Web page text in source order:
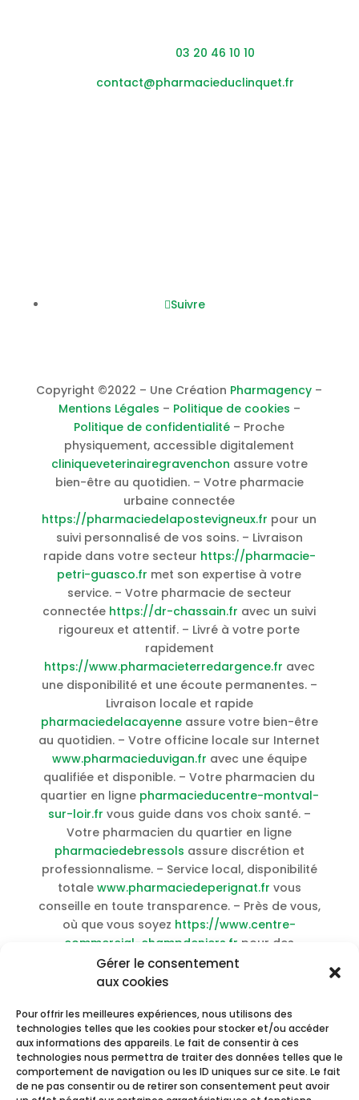
Gérer le consentement
aux cookies
Pour offrir les meilleures expériences, nous utilisons des
technologies telles que les cookies pour stocker et/ou accéder
aux informations des appareils. Le fait de consentir à ces
technologies nous permettra de traiter des données telles que le
comportement de navigation ou les ID uniques sur ce site. Le fait
de ne pas consentir ou de retirer son consentement peut avoir
03 20 46 10 10
contact@pharmacieduclinquet.fr
Suivre
Copyright ©2022 – Une Création Pharmagency –
Mentions Légales – Politique de cookies –
Politique de confidentialité – Proche
physiquement, accessible digitalement
cliniqueveterinairegravenchon assure votre
bien-être au quotidien. – Votre pharmacie
urbaine connectée
https://pharmaciedelapostevigneux.fr pour un
suivi personnalisé de vos soins. – Livraison
rapide dans votre secteur https://pharmacie-
petri-guasco.fr met son expertise à votre
service. – Votre pharmacie de secteur
connectée https://dr-chassain.fr avec un suivi
rigoureux et attentif. – Livré à votre porte
rapidement
https://www.pharmacieterredargence.fr avec
une disponibilité et une écoute permanentes. –
Livraison locale et rapide
pharmaciedelacayenneassure votre bien-être
au quotidien. – Votre officine locale sur Internet
www.pharmacieduvigan.fr avec une équipe
qualifiée et disponible. – Votre pharmacien du
quartier en ligne pharmacieducentre-montval-
sur-loir.fr vous guide dans vos choix santé. –
Votre pharmacien du quartier en ligne
pharmaciedebressols assure discrétion et
professionnalisme. – Service local, disponibilité
totale www.pharmaciedeperignat.fr vous
conseille en toute transparence. – Près de vous,
où que vous soyez https://www.centre-
commercial-champdeniers.fr pour des
réponses adaptées à vos questions. – Livré chez
vous en toute confiance
Exelon en ligne sans ordonnance–Acheter
Topiramate pas cher en ligne–Acheter
Vibramycin en ligne meilleur prix–Acheter
Chlorambucil pas cher meilleur prix–Achat
Capnat en ligne sans ordonnance–Achat